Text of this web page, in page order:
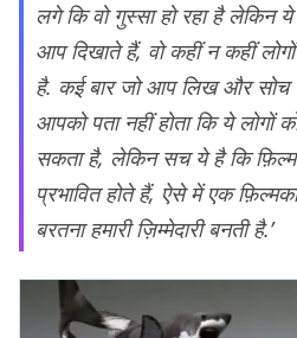
लगे कि वो गुस्सा हो रहा है लेकिन
आप दिखाते हैं, वो कहीं न कहीं
है. कई बार जो आप लिख और सोच
आपको पता नहीं होता कि ये लोगों
सकता है, लेकिन सच ये है कि
प्रभावित होते हैं, ऐसे में एक
बरतना हमारी ज़िम्मेदारी बनती है.’